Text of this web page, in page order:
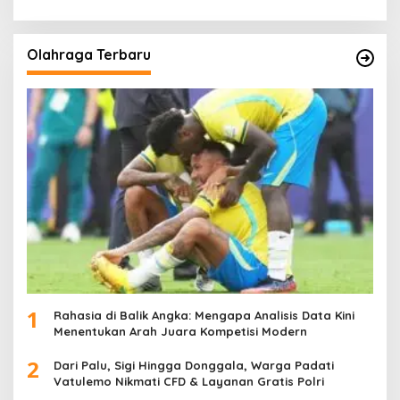
Olahraga Terbaru
1
Rahasia di Balik Angka: Mengapa Analisis Data Kini
Menentukan Arah Juara Kompetisi Modern
2
Dari Palu, Sigi Hingga Donggala, Warga Padati
Vatulemo Nikmati CFD & Layanan Gratis Polri